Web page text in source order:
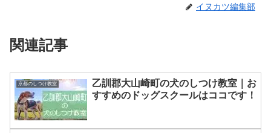
イヌカツ編集部
関連記事
京都のしつけ教室
乙訓郡大山崎町の犬のしつけ教室｜お
すすめのドッグスクールはココです！